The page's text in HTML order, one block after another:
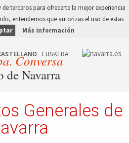
terceros para ofrecerte la mejor experiencia
entendemos que autorizas el uso de estas
Más información
Conversa
Navarra
Generales de